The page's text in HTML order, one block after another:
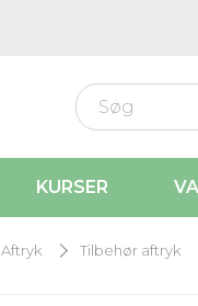
KURSER
Aftryk Tilbehør aftryk